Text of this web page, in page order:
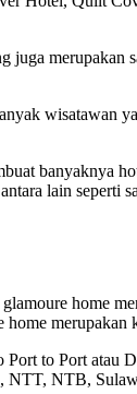
merupakan
wisatawan
banyaknya
lain seperti
glamoure home
to Port atau
NTT, NTB,